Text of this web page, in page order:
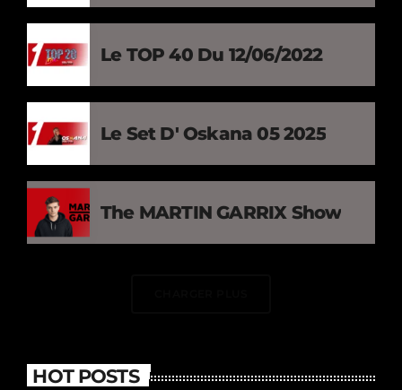
Le TOP 40 Du 12/06/2022
Le Set D' Oskana 05 2025
The MARTIN GARRIX Show
HOT POSTS